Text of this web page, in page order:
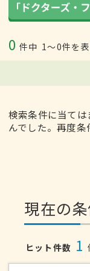
0 件中 1〜0件を
検索条件に当て
んでした。再度条
現在の
ヒット件数 1